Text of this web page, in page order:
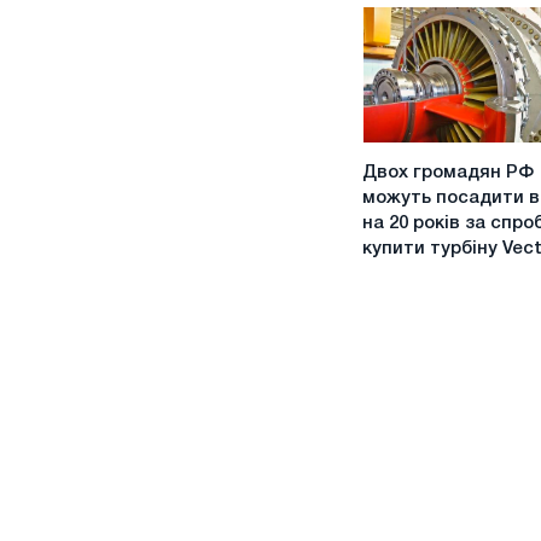
на
півроку
громадян
можуть
посадити
Двох громадян РФ
можуть посадити
на 20 років за
купити турбіну